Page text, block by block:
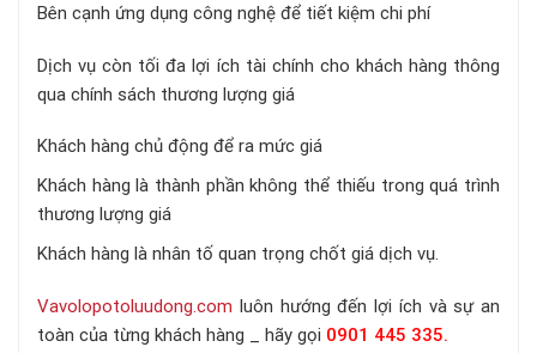
Bên cạnh ứng dụng công nghệ để tiết kiệm chi phí
Dịch vụ còn tối đa lợi ích tài chính cho khách hàng thông
qua chính sách thương lượng giá
Khách hàng chủ động để ra mức giá
Khách hàng là thành phần không thể thiếu trong quá trình
thương lượng giá
Khách hàng là nhân tố quan trọng chốt giá dịch vụ.
Vavolopotoluudong.com luôn hướng đến lợi ích và sự an
toàn của từng khách hàng _ hãy gọi 0901 445 335.